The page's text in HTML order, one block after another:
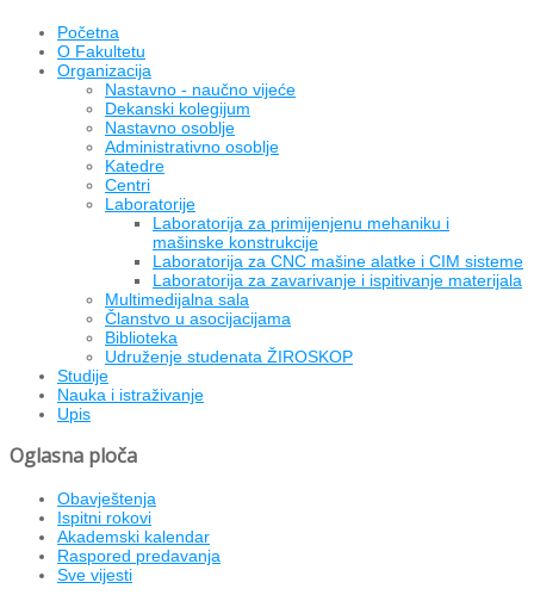
Početna
O Fakultetu
Organizacija
Nastavno - naučno vijeće
Dekanski kolegijum
Nastavno osoblje
Administrativno osoblje
Katedre
Centri
Laboratorije
Laboratorija za primijenjenu mehaniku i
mašinske konstrukcije
Laboratorija za CNC mašine alatke i CIM sisteme
Laboratorija za zavarivanje i ispitivanje materijala
Multimedijalna sala
Članstvo u asocijacijama
Biblioteka
Udruženje studenata ŽIROSKOP
Studije
Nauka i istraživanje
Upis
Oglasna ploča
Obavještenja
Ispitni rokovi
Akademski kalendar
Raspored predavanja
Sve vijesti